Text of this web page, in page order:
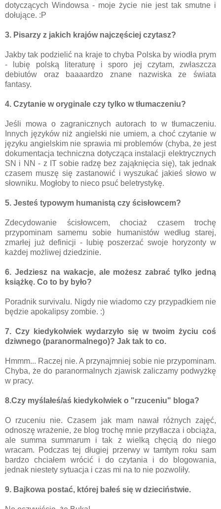
dotyczących Windowsa - moje życie nie jest tak smutne i
dołujące. :P
3. Pisarzy z jakich krajów najczęściej czytasz?
Jakby tak podzielić na kraje to chyba Polska by wiodła prym
- lubię polską literaturę i sporo jej czytam, zwłaszcza
debiutów oraz baaaardzo znane nazwiska ze świata
fantasy.
4. Czytanie w oryginale czy tylko w tłumaczeniu?
Jeśli mowa o zagranicznych autorach to w tłumaczeniu.
Innych języków niż angielski nie umiem, a choć czytanie w
języku angielskim nie sprawia mi problemów (chyba, że jest
dokumentacja techniczna dotycząca instalacji elektrycznych
SN i NN - z IT sobie radzę bez zająknięcia się), tak jednak
czasem muszę się zastanowić i wyszukać jakieś słowo w
słowniku. Mogłoby to nieco psuć beletrystykę.
5. Jesteś typowym humanistą czy ścisłowcem?
Zdecydowanie ścisłowcem, chociaż czasem trochę
przypominam samemu sobie humanistów według starej,
zmarłej już definicji - lubię poszerzać swoje horyzonty w
każdej możliwej dziedzinie.
6. Jedziesz na wakacje, ale możesz zabrać tylko jedną
książkę. Co to by było?
Poradnik survivalu. Nigdy nie wiadomo czy przypadkiem nie
będzie apokalipsy zombie. :)
7. Czy kiedykolwiek wydarzyło się w twoim życiu coś
dziwnego (paranormalnego)? Jak tak to co.
Hmmm... Raczej nie. A przynajmniej sobie nie przypominam.
Chyba, że do paranormalnych zjawisk zaliczamy podwyżkę
w pracy.
8.Czy myślałeś/aś kiedykolwiek o "rzuceniu" bloga?
O rzuceniu nie. Czasem jak mam nawał różnych zajęć,
odnoszę wrażenie, że blog trochę mnie przytłacza i obciąża,
ale summa summarum i tak z wielką chęcią do niego
wracam. Podczas tej długiej przerwy w tamtym roku sam
bardzo chciałem wrócić i do czytania i do blogowania,
jednak niestety sytuacja i czas mi na to nie pozwoliły.
9. Bajkowa postać, której bałeś się w dzieciństwie.